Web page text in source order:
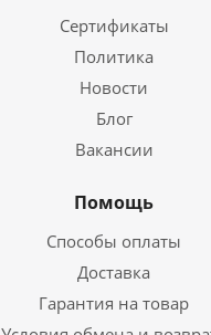
Сертификаты
Политика
Новости
Блог
Вакансии
Помощь
Способы оплаты
Доставка
Гарантия на товар